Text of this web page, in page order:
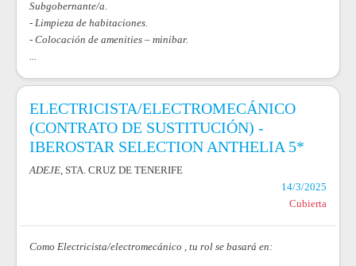
Subgobernante/a.
- Limpieza de habitaciones.
- Colocación de amenities – minibar.
...
ELECTRICISTA/ELECTROMECÁNICO
(CONTRATO DE SUSTITUCIÓN) -
IBEROSTAR SELECTION ANTHELIA 5*
ADEJE, STA. CRUZ DE TENERIFE
14/3/2025
Cubierta
Como Electricista/electromecánico , tu rol se basará en: